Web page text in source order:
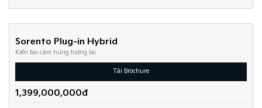
Sorento Plug-in Hybrid
Kiến tạo cảm hứng tương lai
Tải Brochure
1,399,000,000đ